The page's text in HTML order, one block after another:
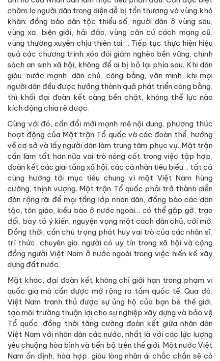
chăm lo người dân trong diện dễ bị tổn thương và vùng khó
khăn: đồng bào dân tộc thiểu số, người dân ở vùng sâu,
vùng xa, biên giới, hải đảo, vùng căn cứ cách mạng cũ,
vùng thường xuyên chịu thiên tai…. Tiếp tục thực hiện hiệu
quả các chương trình xóa đói giảm nghèo bền vững, chính
sách an sinh xã hội, không để ai bị bỏ lại phía sau. Khi dân
giàu, nước mạnh, dân chủ, công bằng, văn minh, khi mọi
người dân đều được hưởng thành quả phát triển công bằng,
thì khối đại đoàn kết càng bền chặt, không thế lực nào
kích động chia rẽ được.
Cùng với đó, cần đổi mới mạnh mẽ nội dung, phương thức
hoạt động của Mặt trận Tổ quốc và các đoàn thể, hướng
về cơ sở và lấy người dân làm trung tâm phục vụ. Mặt trận
cần làm tốt hơn nữa vai trò nòng cốt trong việc tập hợp,
đoàn kết các giai tầng xã hội, các cá nhân tiêu biểu… tất cả
cùng hướng tới mục tiêu chung vì một Việt Nam hùng
cường, thịnh vượng. Mặt trận Tổ quốc phải trở thành diễn
đàn rộng rãi để mọi tầng lớp nhân dân, đồng bào các dân
tộc, tôn giáo, kiều bào ở nước ngoài… có thể gặp gỡ, trao
đổi, bày tỏ ý kiến, nguyện vọng một cách dân chủ, cởi mở.
Đồng thời, cần chú trọng phát huy vai trò của các nhân sĩ,
trí thức, chuyên gia, người có uy tín trong xã hội và cộng
đồng người Việt Nam ở nước ngoài trong việc hiến kế xây
dựng đất nước.
Mặt khác, đại đoàn kết không chỉ giới hạn trong phạm vi
quốc gia mà cần được mở rộng ra tầm quốc tế. Qua đó,
Việt Nam tranh thủ được sự ủng hộ của bạn bè thế giới,
tạo môi trường thuận lợi cho sự nghiệp xây dựng và bảo vệ
Tổ quốc; đồng thời tăng cường đoàn kết giữa nhân dân
Việt Nam với nhân dân các nước, nhất là với các lực lượng
yêu chuộng hòa bình và tiến bộ trên thế giới. Một nước Việt
Nam ổn định, hòa hợp, giàu lòng nhân ái chắc chắn sẽ có